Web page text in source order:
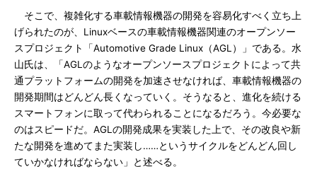
そこで、複雑化する車載情報機器の開発を容易化すべく立ち上
げられたのが、Linuxベースの車載情報機器関連のオープンソー
スプロジェクト「Automotive Grade Linux（AGL）」である。水
山氏は、「AGLのようなオープンソースプロジェクトによって共
通プラットフォームの開発を加速させなければ、車載情報機器の
開発期間はどんどん長くなっていく。そうなると、進化を続ける
スマートフォンに取って代わられることになるだろう。今必要な
のはスピードだ。AGLの開発成果を実装した上で、その改良や新
たな開発を進めてまた実装し……というサイクルをどんどん回し
ていかなければならない」と述べる。